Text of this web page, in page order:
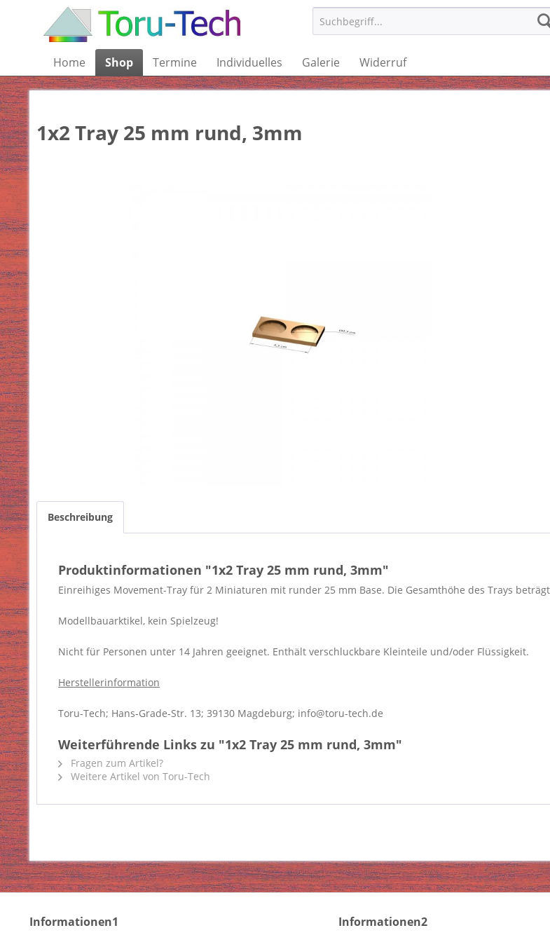
Home Shop Termine Individuelles Galerie Widerruf
1x2 Tray 25 mm rund, 3mm
Beschreibung
Produktinformationen "1x2 Tray 25 mm rund, 3mm"
Einreihiges Movement-Tray für 2 Miniaturen mit runder 25 mm Base. Die Gesamthöhe des Trays
Modellbauarktikel, kein Spielzeug!
Nicht für Personen unter 14 Jahren geeignet. Enthält verschluckbare Kleinteile und/oder Flüssigkeit.
Herstellerinformation
Toru-Tech; Hans-Grade-Str. 13; 39130 Magdeburg; info@toru-tech.de
Weiterführende Links zu "1x2 Tray 25 mm rund, 3mm"
Fragen zum Artikel?
Weitere Artikel von Toru-Tech
Informationen1 Informationen2